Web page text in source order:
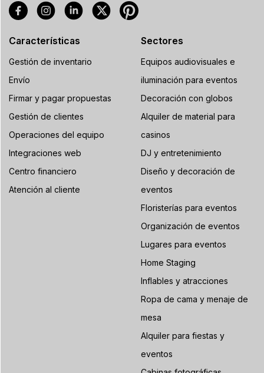
Características
Gestión de inventario
Envío
Firmar y pagar propuestas
Gestión de clientes
Operaciones del equipo
Integraciones web
Centro financiero
Atención al cliente
Sectores
Equipos audiovisuales e
iluminación para eventos
Decoración con globos
Alquiler de material para
casinos
DJ y entretenimiento
Diseño y decoración de
eventos
Floristerías para eventos
Organización de eventos
Lugares para eventos
Home Staging
Inflables y atracciones
Ropa de cama y menaje de
mesa
Alquiler para fiestas y
eventos